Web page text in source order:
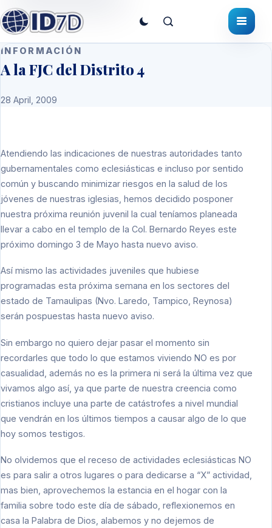
INFORMACIÓN
A la FJC del Distrito 4
28 April, 2009
Atendiendo las indicaciones de nuestras autoridades tanto
gubernamentales como eclesiásticas e incluso por sentido
común y buscando minimizar riesgos en la salud de los
jóvenes de nuestras iglesias, hemos decidido posponer
nuestra próxima reunión juvenil la cual teníamos planeada
llevar a cabo en el templo de la Col. Bernardo Reyes este
próximo domingo 3 de Mayo hasta nuevo aviso.
Así mismo las actividades juveniles que hubiese
programadas esta próxima semana en los sectores del
estado de Tamaulipas (Nvo. Laredo, Tampico, Reynosa)
serán pospuestas hasta nuevo aviso.
Sin embargo no quiero dejar pasar el momento sin
recordarles que todo lo que estamos viviendo NO es por
casualidad, además no es la primera ni será la última vez que
vivamos algo así, ya que parte de nuestra creencia como
cristianos incluye una parte de catástrofes a nivel mundial
que vendrán en los últimos tiempos a causar algo de lo que
hoy somos testigos.
No olvidemos que el receso de actividades eclesiásticas NO
es para salir a otros lugares o para dedicarse a “X” actividad,
mas bien, aprovechemos la estancia en el hogar con la
familia sobre todo este día de sábado, reflexionemos en
casa la Palabra de Dios, alabemos y no dejemos de